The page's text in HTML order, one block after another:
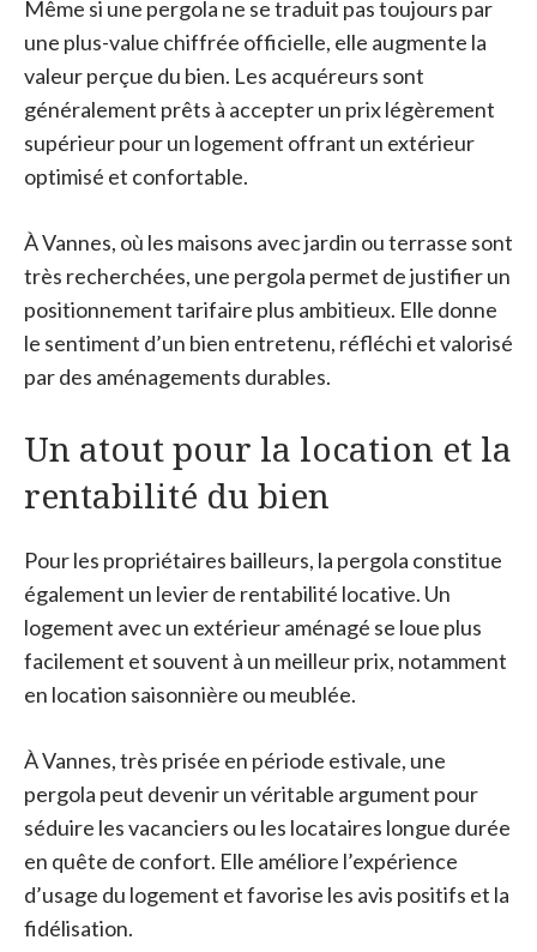
Même si une pergola ne se traduit pas toujours par
une plus-value chiffrée officielle, elle augmente la
valeur perçue du bien. Les acquéreurs sont
généralement prêts à accepter un prix légèrement
supérieur pour un logement offrant un extérieur
optimisé et confortable.
À Vannes, où les maisons avec jardin ou terrasse sont
très recherchées, une pergola permet de justifier un
positionnement tarifaire plus ambitieux. Elle donne
le sentiment d’un bien entretenu, réfléchi et valorisé
par des aménagements durables.
Un atout pour la location et la
rentabilité du bien
Pour les propriétaires bailleurs, la pergola constitue
également un levier de rentabilité locative. Un
logement avec un extérieur aménagé se loue plus
facilement et souvent à un meilleur prix, notamment
en location saisonnière ou meublée.
À Vannes, très prisée en période estivale, une
pergola peut devenir un véritable argument pour
séduire les vacanciers ou les locataires longue durée
en quête de confort. Elle améliore l’expérience
d’usage du logement et favorise les avis positifs et la
fidélisation.